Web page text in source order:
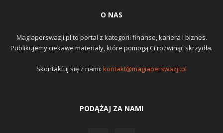
O NAS
Magiaperswazji.pl to portal z kategorii finanse, kariera i biznes.
Publikujemy ciekawe materiały, które pomogą Ci rozwinąć skrzydła.
Skontaktuj się z nami: kontakt@magiaperswazji.pl
PODĄŻAJ ZA NAMI